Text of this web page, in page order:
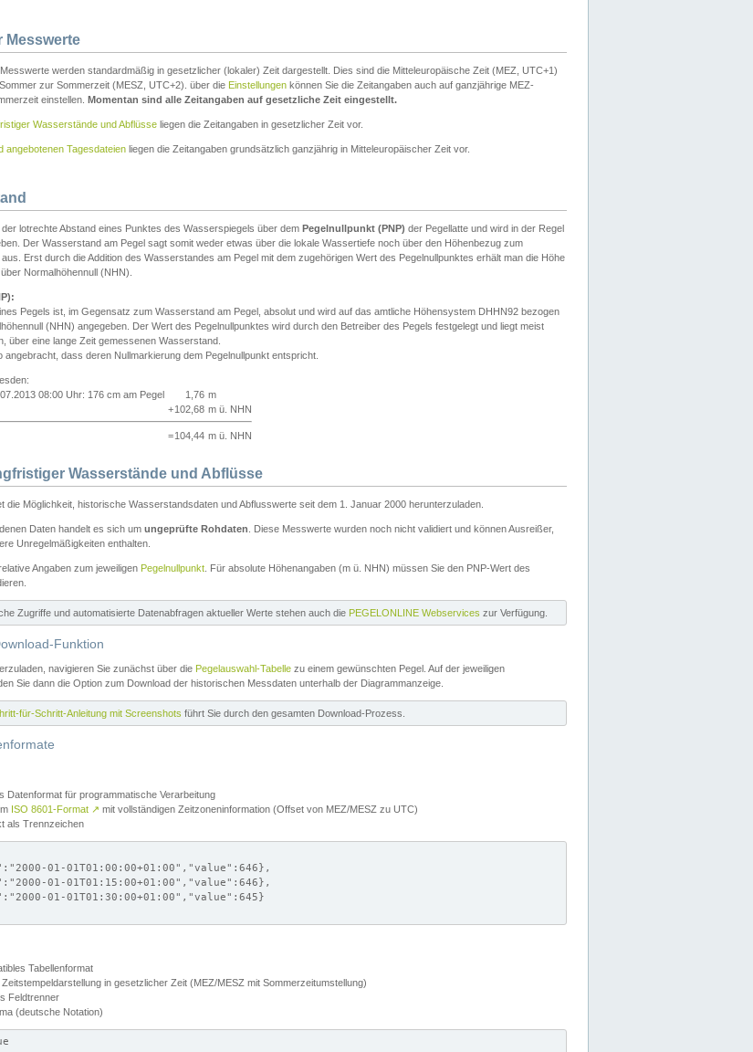
Messwerte
werden standardmäßig in gesetzlicher (lokaler) Zeit dargestellt. Dies sind die Mitteleuropäische Zeit (MEZ, UTC+1)
zur Sommerzeit (MESZ, UTC+2). über die Einstellungen können Sie die Zeitangaben auch auf ganzjährige MEZ-
einstellen. Momentan sind alle Zeitangaben auf gesetzliche Zeit eingestellt.
Wasserstände und Abflüsse liegen die Zeitangaben in gesetzlicher Zeit vor.
angebotenen Tagesdateien liegen die Zeitangaben grundsätzlich ganzjährig in Mitteleuropäischer Zeit vor.
lotrechte Abstand eines Punktes des Wasserspiegels über dem Pegelnullpunkt (PNP) der Pegellatte und wird in der Regel
Der Wasserstand am Pegel sagt somit weder etwas über die lokale Wassertiefe noch über den Höhenbezug zum
Erst durch die Addition des Wasserstandes am Pegel mit dem zugehörigen Wert des Pegelnullpunktes erhält man die Höhe
Normalhöhennull (NHN).
Pegels ist, im Gegensatz zum Wasserstand am Pegel, absolut und wird auf das amtliche Höhensystem DHHN92 bezogen
(NHN) angegeben. Der Wert des Pegelnullpunktes wird durch den Betreiber des Pegels festgelegt und liegt meist
über eine lange Zeit gemessenen Wasserstand.
angebracht, dass deren Nullmarkierung dem Pegelnullpunkt entspricht.
08:00 Uhr: 176 cm am Pegel
1,76 m
+102,68 m ü. NHN
=104,44 m ü. NHN
Wasserstände und Abflüsse
die Möglichkeit, historische Wasserstandsdaten und Abflusswerte seit dem 1. Januar 2000 herunterzuladen.
Daten handelt es sich um ungeprüfte Rohdaten . Diese Messwerte wurden noch nicht validiert und können Ausreißer,
Unregelmäßigkeiten enthalten.
Angaben zum jeweiligen Pegelnullpunkt . Für absolute Höhenangaben (m ü. NHN) müssen Sie den PNP-Wert des
Zugriffe und automatisierte Datenabfragen aktueller Werte stehen auch die PEGELONLINE Webservices zur Verfügung.
Funktion
navigieren Sie zunächst über die Pegelauswahl-Tabelle zu einem gewünschten Pegel. Auf der jeweiligen
Sie dann die Option zum Download der historischen Messdaten unterhalb der Diagrammanzeige.
für-Schritt-Anleitung mit Screenshots führt Sie durch den gesamten Download-Prozess.
Datenformat für programmatische Verarbeitung
ISO 8601-Format ↗ mit vollständigen Zeitzoneninformation (Offset von MEZ/MESZ zu UTC)
als Trennzeichen
01-01T01:00:00+01:00","value":646},
01-01T01:15:00+01:00","value":646},
01-01T01:30:00+01:00","value":645}
Tabellenformat
in gesetzlicher Zeit (MEZ/MESZ mit Sommerzeitumstellung)
Feldtrenner
(deutsche Notation)